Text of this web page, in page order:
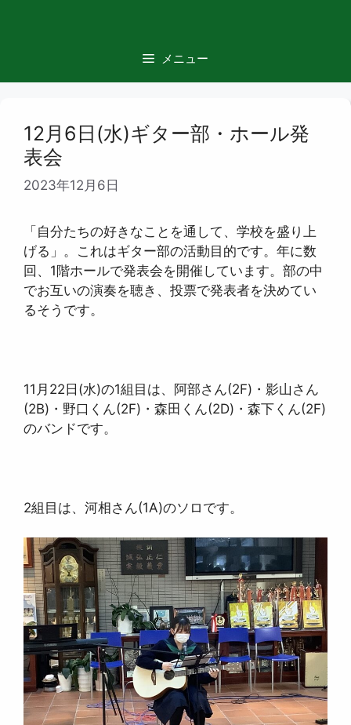
ツ
メニュー
12月6日(水)ギター部・ホール発
表会
2023年12月6日
「自分たちの好きなことを通して、学校を盛り上
げる」。これはギター部の活動目的です。年に数
回、1階ホールで発表会を開催しています。部の中
でお互いの演奏を聴き、投票で発表者を決めてい
るそうです。
11月22日(水)の1組目は、阿部さん(2F)・影山さん
(2B)・野口くん(2F)・森田くん(2D)・森下くん(2F)
のバンドです。
2組目は、河相さん(1A)のソロです。